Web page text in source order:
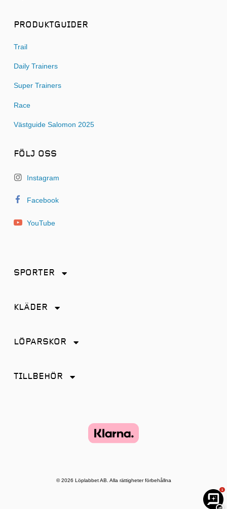
PRODUKTGUIDER
Trail
Daily Trainers
Super Trainers
Race
Västguide Salomon 2025
FÖLJ OSS
Instagram
Facebook
YouTube
SPORTER
KLÄDER
LÖPARSKOR
TILLBEHÖR
© 2026 Löplabbet AB. Alla rättigheter förbehållna
1
−